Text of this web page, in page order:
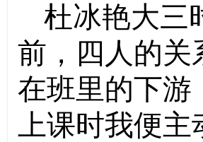
杜冰艳大三
前，四人的关
在班里的下游
上课时我便